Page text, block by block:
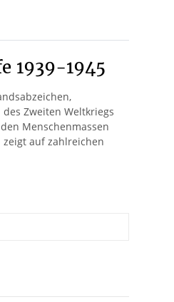
1939-1945
Zweiten Weltkriegs
Menschenmassen
auf zahlreichen